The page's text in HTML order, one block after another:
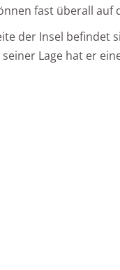
fast überall auf
der Insel befindet
Lage hat er